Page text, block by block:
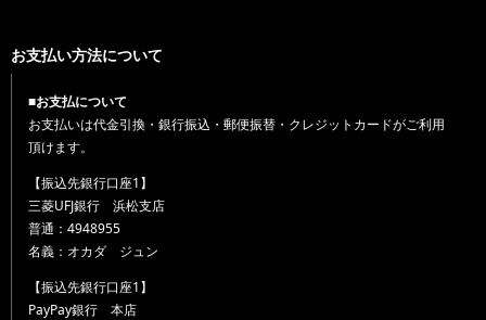
お支払い方法について
■お支払について
お支払いは代金引換・銀行振込・郵便振替・クレジットカードがご利用
頂けます。
【振込先銀行口座1】
三菱UFJ銀行 浜松支店
普通：4948955
名義：オカダ ジュン
【振込先銀行口座1】
PayPay銀行 本店